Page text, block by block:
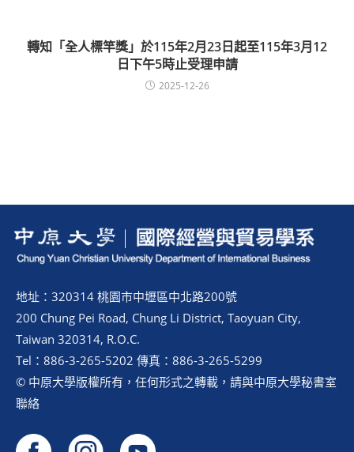
轉知「全人標竿獎」於115年2月23日起至115年3月12
日下午5時止受理申請
2025-12-26
地址：320314 桃園市中壢區中北路200號
200 Chung Pei Road, Chung Li District, Taoyuan City,
Taiwan 320314, R.O.C.
Tel：886-3-265-5202 傳真：886-3-265-5299
© 中原大學版權所有，任何形式之轉載，請與中原大學秘書室
聯絡